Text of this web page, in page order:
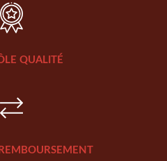
QUALITÉ